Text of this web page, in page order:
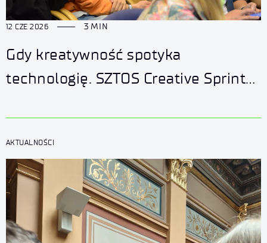
12 CZE 2026 3 MIN
Gdy kreatywność spotyka
technologię. SZTOS Creative Sprint
AKTUALNOŚCI